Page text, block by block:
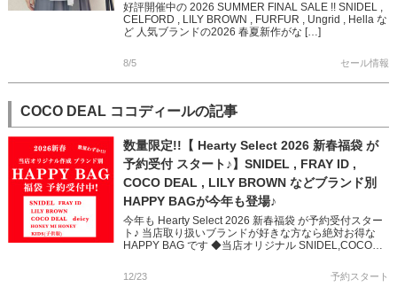
好評開催中の 2026 SUMMER FINAL SALE !! SNIDEL ,
CELFORD , LILY BROWN , FURFUR , Ungrid , Hella な
ど 人気ブランドの2026 春夏新作がな […]
8/5 セール情報
COCO DEAL ココディールの記事
数量限定!!【 Hearty Select 2026 新春福袋 が
予約受付 スタート♪】SNIDEL , FRAY ID ,
COCO DEAL , LILY BROWN などブランド別
HAPPY BAGが今年も登場♪
今年も Hearty Select 2026 新春福袋 が予約受付スター
ト♪ 当店取り扱いブランドが好きな方なら絶対お得な
HAPPY BAG です ◆当店オリジナル SNIDEL,COCO
12/23 予約スタート